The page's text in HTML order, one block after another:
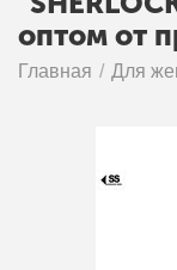
оптом от
Главная / Для